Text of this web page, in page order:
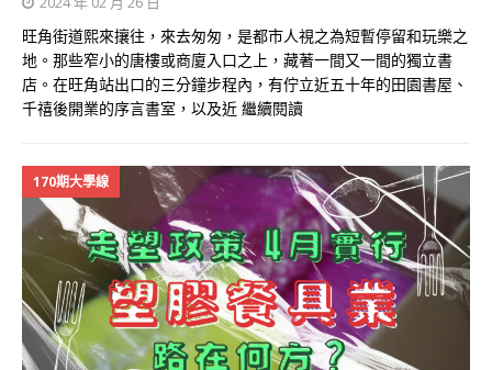
旺角街道熙來攘往，來去匆匆，是都市人視之為短暫停留和玩樂之
地。那些窄小的唐樓或商廈入口之上，藏著一間又一間的獨立書
店。在旺角站出口的三分鐘步程內，有佇立近五十年的田園書屋、
千禧後開業的序言書室，以及近 繼續閱讀
170期大學線